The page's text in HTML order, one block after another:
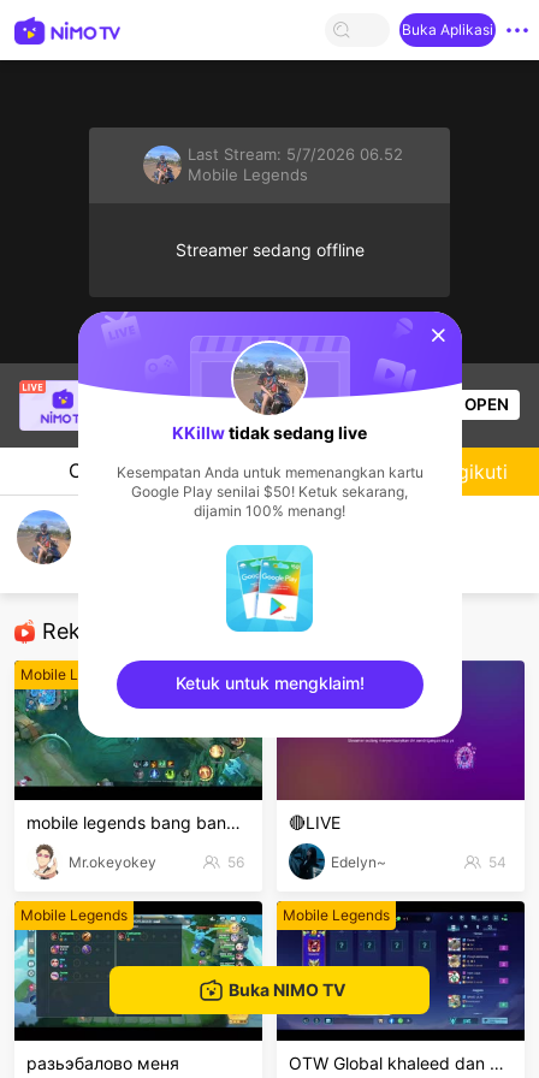
Buka Aplikasi
Last Stream: 5/7/2026 06.52
Mobile Legends
Streamer sedang offline
biliginsedang siaran langsung!
4 Penonton OPEN
Chat Streamer
Rekomendasi
Mobile Legends
mobile legends bang bang Welcome to my MLBB channe
Mr.okeyokey 56
Mobile Legends
🔴LIVE
Edelyn~ 54
Mobile Legends
разьэбалово меня
Mobile Legends
OTW Global khaleed dan clint
Mengikuti
Buka NIMO TV
sentinelStart
KKillwtidak sedang live
Kesempatan Anda untuk memenangkan kartu
Google Play senilai $50! Ketuk sekarang,
dijamin 100% menang!
Ketuk untuk mengklaim!
sentinelEnd